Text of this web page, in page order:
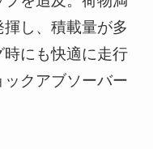
し、積載量が多
時にも快適に走行
クアブソーバー